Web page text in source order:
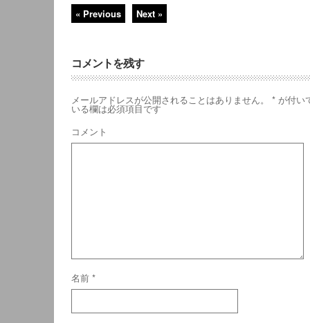
« Previous Next »
コメントを残す
メールアドレスが公開されることはありません。 *が付い
いる欄は必須項目です
コメント
名前 *